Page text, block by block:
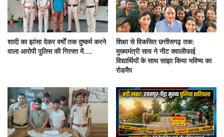
शादी का झांसा देकर वर्षों तक दुष्कर्म करने
वाला आरोपी पुलिस की गिरफ्त में….
शिक्षा से विकसित छत्तीसगढ़ तक:
मुख्यमंत्री साय ने नीट क्वालीफाई
विद्यार्थियों के साथ साझा किया भविष्य का
रोडमैप